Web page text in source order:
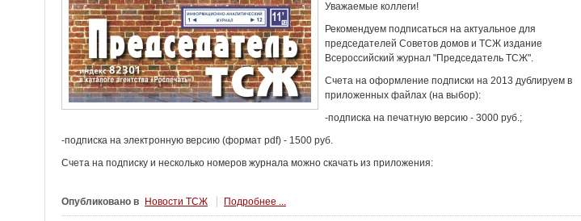
Уважаемые коллеги!
Рекомендуем подписаться на актуальное для
председателей Советов домов и ТСЖ издание
Всероссийский журнал "Председатель ТСЖ".
Счета на оформление подписки на 2013 дублируем в
приложенных файлах (на выбор):
-подписка на печатную версию - 3000 руб.;
-подписка на электронную версию (формат pdf) - 1500 руб.
Счета на подписку и несколько номеров журнала можно скачать из приложения:
Опубликовано в Новости ТСЖ Подробнее ...